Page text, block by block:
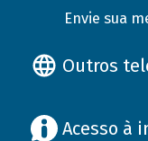
Envie sua
Outros
Acesso à